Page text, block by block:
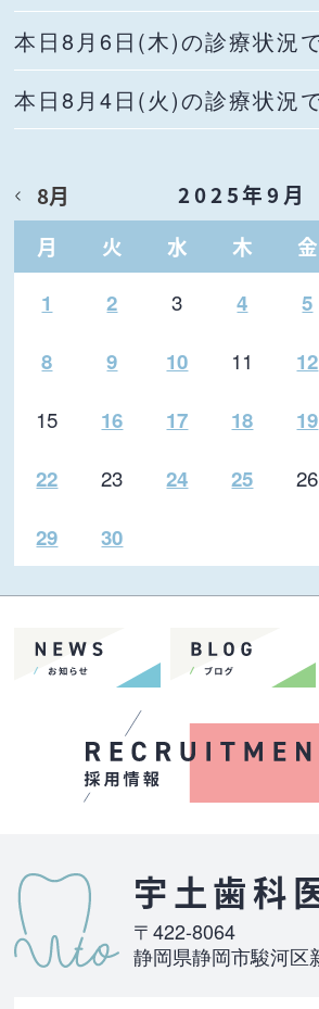
本日8月6日(木)の診療状況で
本日8月4日(火)の診療状況で
2025年9月
月
火 水 木 金
8月
1 2 3 4 5
8 9 10 11 12
15
16 17 18 19
22 23 24 25 26
29 30
宇土歯科
〒422-8064
静岡県静岡市駿河区